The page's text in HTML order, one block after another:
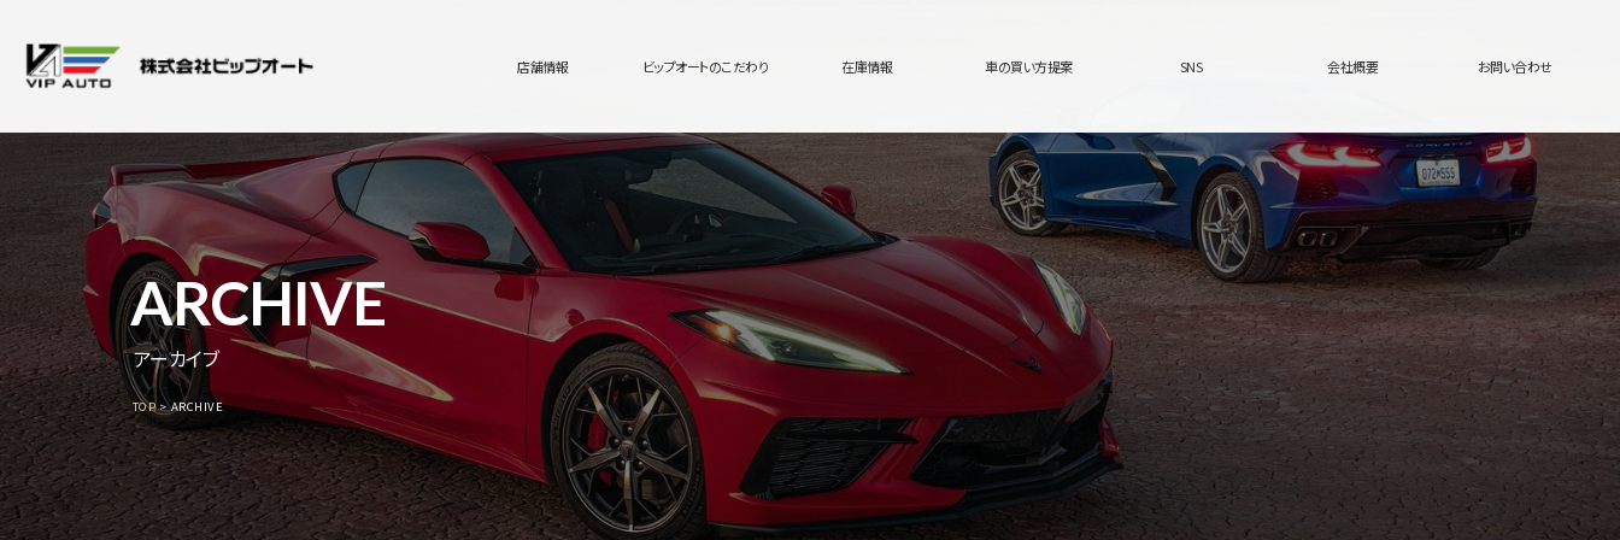
店舗情報 ビップオートのこだわり 在庫情報 車の買い方提案 SNS 会社概要 お問い合わせ
ARCHIVE
アーカイブ
TOP ARCHIVE